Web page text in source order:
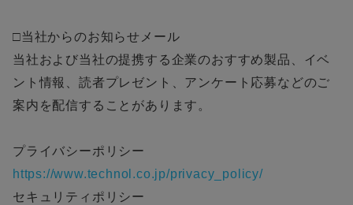
□当社からのお知らせメール
当社および当社の提携する企業のおすすめ製品、イベ
ント情報、読者プレゼント、アンケート応募などのご
案内を配信することがあります。
プライバシーポリシー
https://www.technol.co.jp/privacy_policy/
セキュリティポリシー